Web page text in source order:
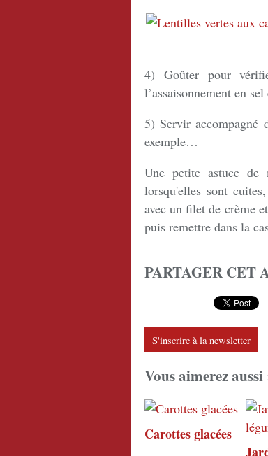
4) Goûter pour
l’assaisonnement en
5) Servir accompagné
exemple…
Une petite astuce de
lorsqu'elles sont
avec un filet de crème
puis remettre dans la
PARTAGER CET
S'inscrire à la newsletter
Vous aimerez aussi
Carottes glacées